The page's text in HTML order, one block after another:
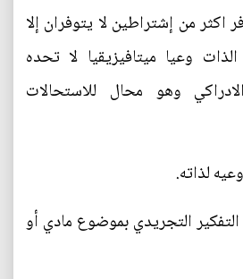
اكثر من إشتراطين لا يتوفران إلا
وعيا ميتافيزيقيا لا تحده
وهو محال للاستحالات
لذاته.
التجريدي بموضوع مادي أو